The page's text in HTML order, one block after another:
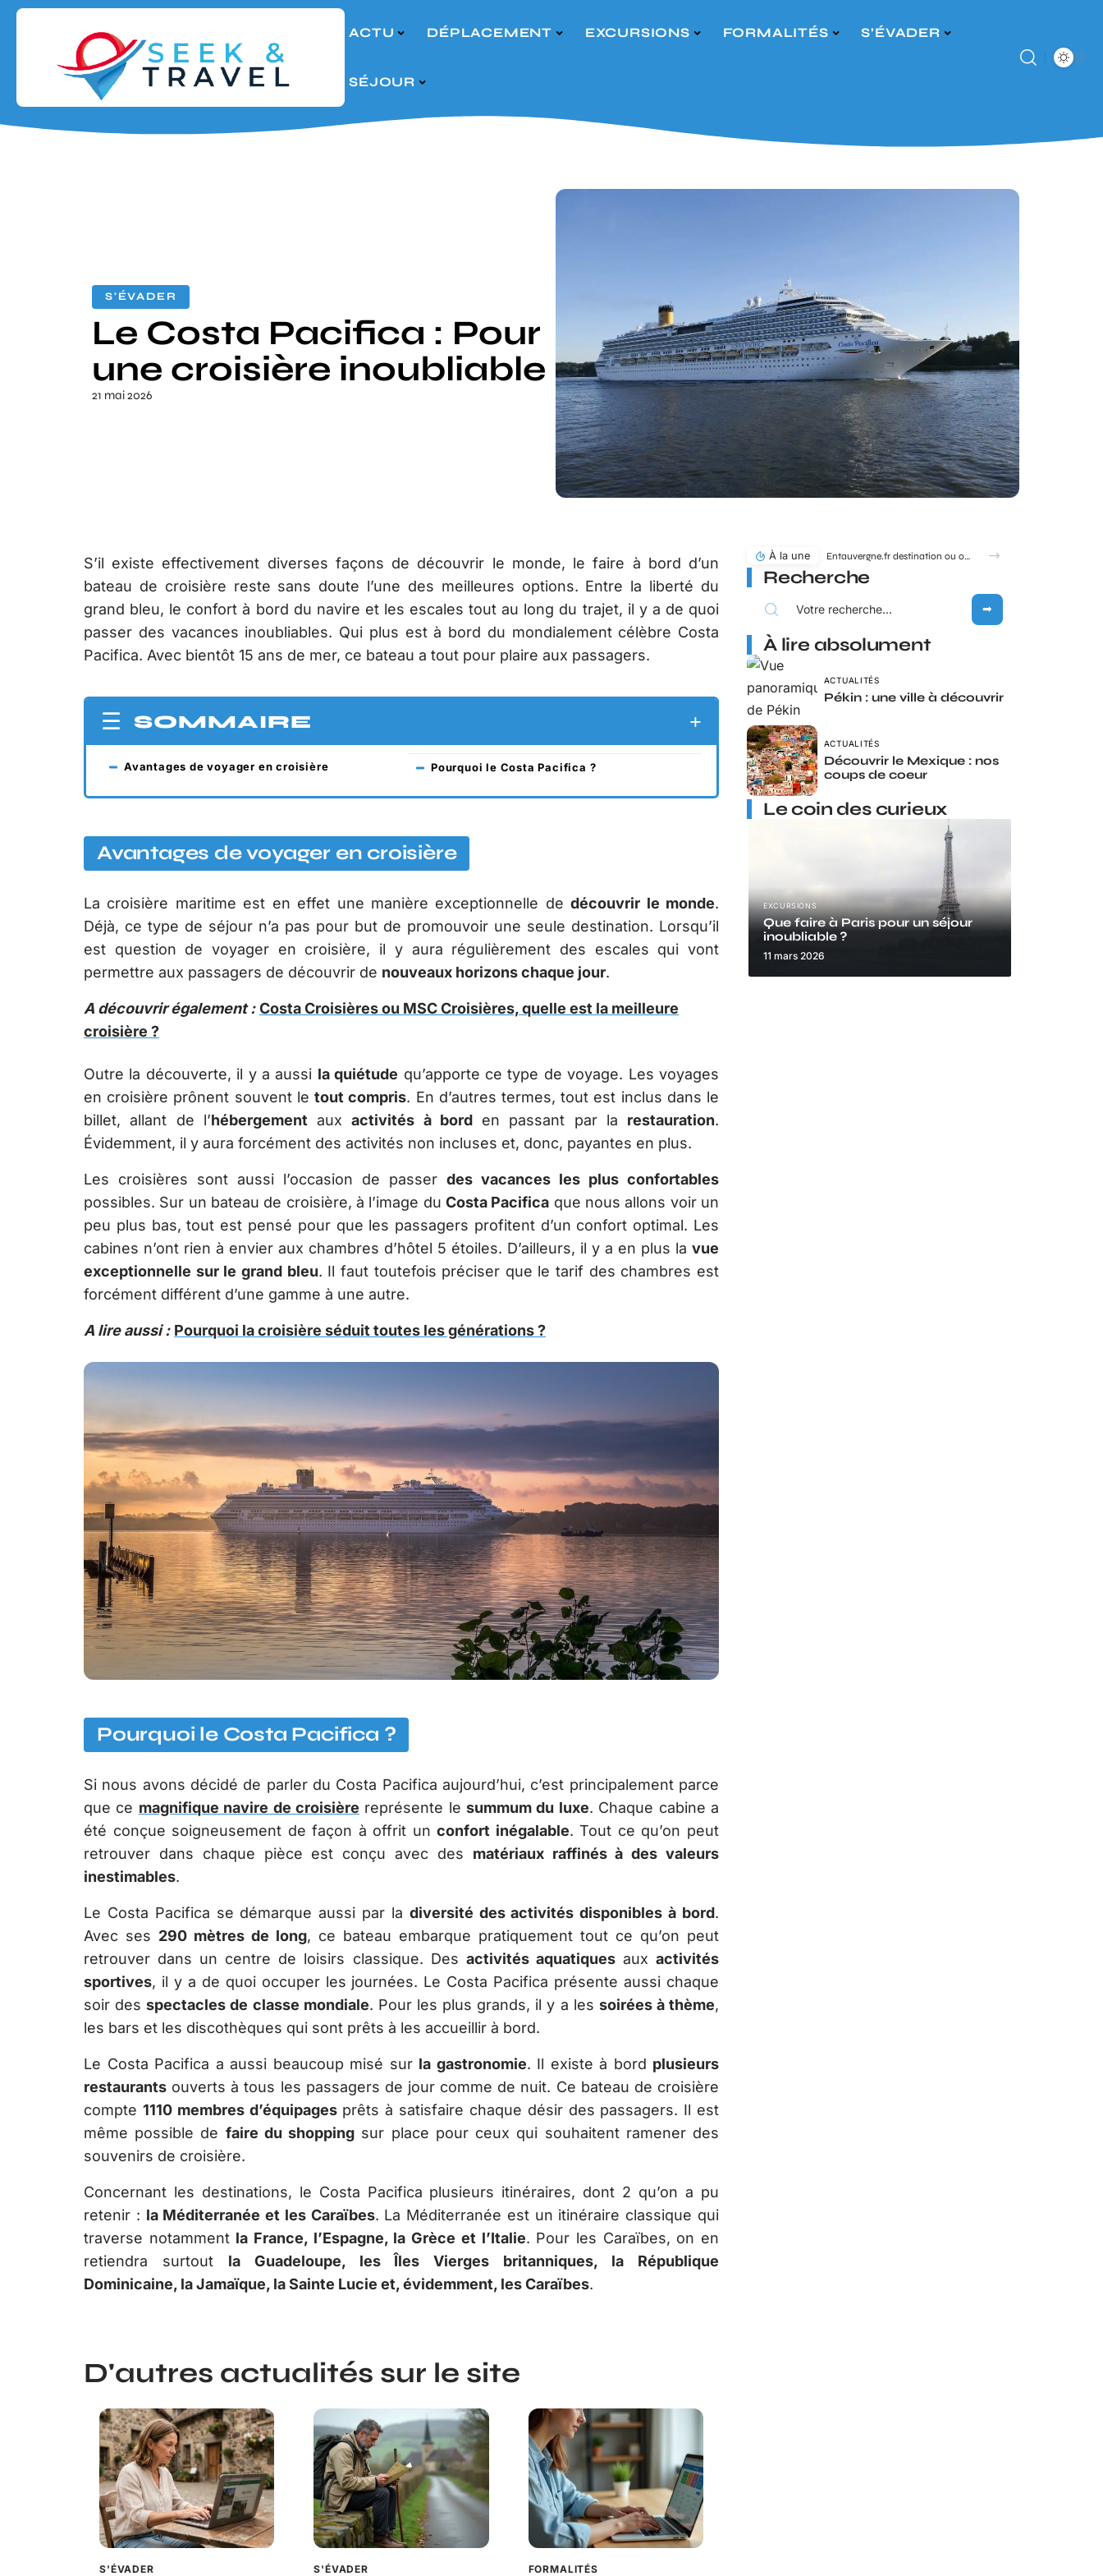
ACTU DÉPLACEMENT EXCURSIONS FORMALITÉS S’ÉVADER
SÉJOUR
S'ÉVADER
Le Costa Pacifica : Pour
une croisière inoubliable
21 mai 2026
S’il existe effectivement diverses façons de découvrir le monde, le faire à bord d’un
bateau de croisière reste sans doute l’une des meilleures options. Entre la liberté du
grand bleu, le confort à bord du navire et les escales tout au long du trajet, il y a de quoi
passer des vacances inoubliables. Qui plus est à bord du mondialement célèbre Costa
Pacifica. Avec bientôt 15 ans de mer, ce bateau a tout pour plaire aux passagers.
SOMMAIRE
Avantages de voyager en croisière Pourquoi le Costa Pacifica ?
Avantages de voyager en croisière
La croisière maritime est en effet une manière exceptionnelle dedécouvrir le monde.
Déjà, ce type de séjour n’a pas pour but de promouvoir une seule destination. Lorsqu’il
est question de voyager en croisière, il y aura régulièrement des escales qui vont
permettre aux passagers de découvrir de nouveaux horizons chaque jour.
A découvrir également : Costa Croisières ou MSC Croisières, quelle est la meilleure
croisière ?
Outre la découverte, il y a aussi la quiétude qu’apporte ce type de voyage. Les voyages
en croisière prônent souvent letout compris. En d’autres termes, tout est inclus dans le
billet, allant de l’hébergementauxactivités à borden passant par la restauration.
Évidemment, il y aura forcément des activités non incluses et, donc, payantes en plus.
Les croisières sont aussi l’occasion de passer des vacances les plus confortables
possibles. Sur un bateau de croisière, à l’image du Costa Pacifica que nous allons voir un
peu plus bas, tout est pensé pour que les passagers profitent d’un confort optimal. Les
cabines n’ont rien à envier aux chambres d’hôtel 5 étoiles. D’ailleurs, il y a en plus la vue
exceptionnelle sur le grand bleu. Il faut toutefois préciser que le tarif des chambres est
forcément différent d’une gamme à une autre.
A lire aussi : Pourquoi la croisière séduit toutes les générations ?
Pourquoi le Costa Pacifica ?
Si nous avons décidé de parler du Costa Pacifica aujourd’hui, c’est principalement parce
que ce magnifique navire de croisière représente lesummum du luxe. Chaque cabine a
été conçue soigneusement de façon à offrit unconfort inégalable. Tout ce qu’on peut
retrouver dans chaque pièce est conçu avec des matériaux raffinés à des valeurs
inestimables.
Le Costa Pacifica se démarque aussi par la diversité des activités disponibles à bord.
Avec ses 290 mètres de long, ce bateau embarque pratiquement tout ce qu’on peut
retrouver dans un centre de loisirs classique. Des activités aquatiquesauxactivités
sportives, il y a de quoi occuper les journées. Le Costa Pacifica présente aussi chaque
soir desspectacles de classe mondiale. Pour les plus grands, il y a les soirées à thème,
les bars et les discothèques qui sont prêts à les accueillir à bord.
Le Costa Pacifica a aussi beaucoup misé sur la gastronomie. Il existe à bord plusieurs
restaurants ouverts à tous les passagers de jour comme de nuit. Ce bateau de croisière
compte 1110 membres d’équipagesprêts à satisfaire chaque désir des passagers. Il est
même possible de faire du shopping sur place pour ceux qui souhaitent ramener des
souvenirs de croisière.
Concernant les destinations, le Costa Pacifica plusieurs itinéraires, dont 2 qu’on a pu
retenir : la Méditerranée et les Caraïbes. La Méditerranée est un itinéraire classique qui
traverse notamment la France, l’Espagne, la Grèce et l’Italie. Pour les Caraïbes, on en
retiendra surtout la Guadeloupe, les Îles Vierges britanniques, la République
Dominicaine, la Jamaïque, la Sainte Lucie et, évidemment, les Caraïbes.
D'autres actualités sur le site
S'ÉVADER S'ÉVADER FORMALITÉS
À la une Entauvergne.fr destination ou offices de tourisme locaux : quel réflexe adopter ?
Recherche
À lire absolument
ACTUALITÉS
Pékin : une ville à découvrir
ACTUALITÉS
Découvrir le Mexique : nos
coups de coeur
Le coin des curieux
EXCURSIONS
Que faire à Paris pour un séjour
inoubliable ?
11 mars 2026